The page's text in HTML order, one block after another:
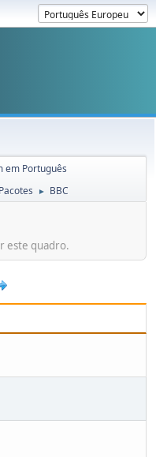
em Português
► BBC
este quadro.